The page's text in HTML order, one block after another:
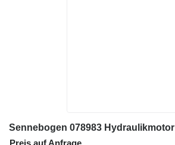
Sennebogen 078983 Hydraulikmotor
Preis auf Anfrage